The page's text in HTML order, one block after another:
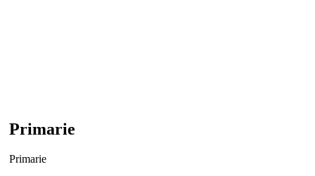
Primarie
Primarie